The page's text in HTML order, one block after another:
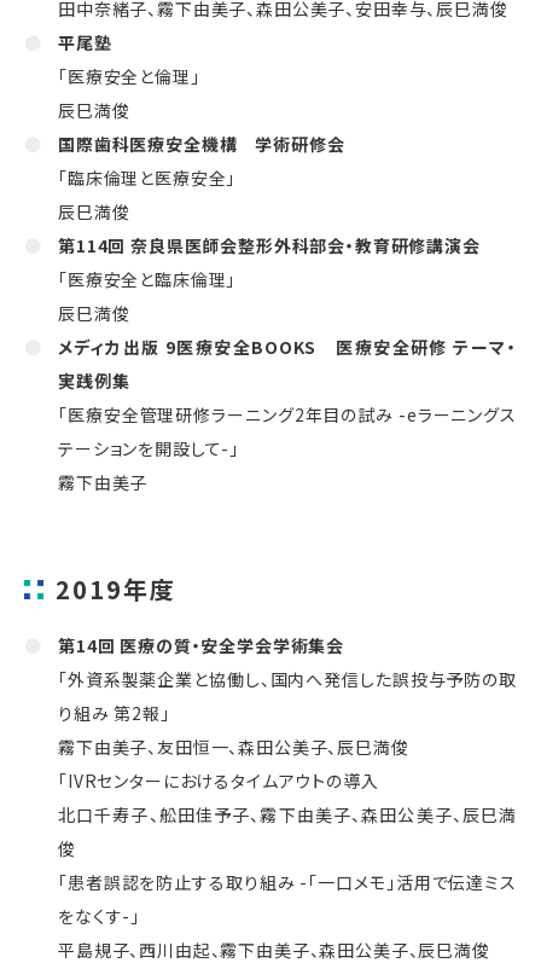
田中奈緒子、霧下由美子、森田公美子、安田幸与、辰巳満俊
平尾塾
「医療安全と倫理」
辰巳満俊
国際歯科医療安全機構 学術研修会
「臨床倫理と医療安全」
辰巳満俊
第114回 奈良県医師会整形外科部会・教育研修講演会
「医療安全と臨床倫理」
辰巳満俊
メディカ出版 9医療安全BOOKS 医療安全研修 テーマ・
実践例集
「医療安全管理研修ラーニング2年目の試み -eラーニングス
テーションを開設して-」
霧下由美子
2019年度
第14回 医療の質・安全学会学術集会
「外資系製薬企業と協働し、国内へ発信した誤投与予防の取
り組み 第2報」
霧下由美子、友田恒一、森田公美子、辰巳満俊
「IVRセンターにおけるタイムアウトの導入
北口千寿子、舩田佳予子、霧下由美子、森田公美子、辰巳満
俊
「患者誤認を防止する取り組み -「一口メモ」活用で伝達ミス
をなくす-」
平島規子、西川由起、霧下由美子、森田公美子、辰巳満俊